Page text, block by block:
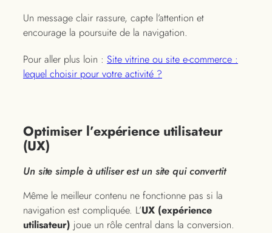
Un message clair rassure, capte l’attention et
encourage la poursuite de la navigation.
Pour aller plus loin : Site vitrine ou site e-commerce :
lequel choisir pour votre activité ?
Optimiser l’expérience utilisateur
(UX)
Un site simple à utiliser est un site qui convertit
Même le meilleur contenu ne fonctionne pas si la
navigation est compliquée. L’UX (expérience
utilisateur) joue un rôle central dans la conversion.